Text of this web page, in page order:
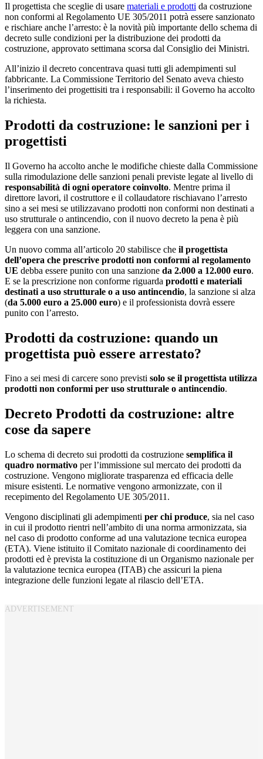
Il progettista che sceglie di usare materiali e prodotti da costruzione
non conformi al Regolamento UE 305/2011 potrà essere sanzionato
e rischiare anche l’arresto: è la novità più importante dello schema di
decreto sulle condizioni per la distribuzione dei prodotti da
costruzione, approvato settimana scorsa dal Consiglio dei Ministri.
All’inizio il decreto concentrava quasi tutti gli adempimenti sul
fabbricante. La Commissione Territorio del Senato aveva chiesto
l’inserimento dei progettisiti tra i responsabili: il Governo ha accolto
la richiesta.
Prodotti da costruzione: le sanzioni per i
progettisti
Il Governo ha accolto anche le modifiche chieste dalla Commissione
sulla rimodulazione delle sanzioni penali previste legate al livello di
responsabilità di ogni operatore coinvolto. Mentre prima il
direttore lavori, il costruttore e il collaudatore rischiavano l’arresto
sino a sei mesi se utilizzavano prodotti non conformi non destinati a
uso strutturale o antincendio, con il nuovo decreto la pena è più
leggera con una sanzione.
Un nuovo comma all’articolo 20 stabilisce che il progettista
dell’opera che prescrive prodotti non conformi al regolamento
UE debba essere punito con una sanzione da 2.000 a 12.000 euro.
E se la prescrizione non conforme riguarda prodotti e materiali
destinati a uso strutturale o a uso antincendio, la sanzione si alza
(da 5.000 euro a 25.000 euro) e il professionista dovrà essere
punito con l’arresto.
Prodotti da costruzione: quando un
progettista può essere arrestato?
Fino a sei mesi di carcere sono previsti solo se il progettista utilizza
prodotti non conformi per uso strutturale o antincendio.
Decreto Prodotti da costruzione: altre
cose da sapere
Lo schema di decreto sui prodotti da costruzione semplifica il
quadro normativo per l’immissione sul mercato dei prodotti da
costruzione. Vengono migliorate trasparenza ed efficacia delle
misure esistenti. Le normative vengono armonizzate, con il
recepimento del Regolamento UE 305/2011.
Vengono disciplinati gli adempimenti per chi produce, sia nel caso
in cui il prodotto rientri nell’ambito di una norma armonizzata, sia
nel caso di prodotto conforme ad una valutazione tecnica europea
(ETA). Viene istituito il Comitato nazionale di coordinamento dei
prodotti ed è prevista la costituzione di un Organismo nazionale per
la valutazione tecnica europea (ITAB) che assicuri la piena
integrazione delle funzioni legate al rilascio dell’ETA.